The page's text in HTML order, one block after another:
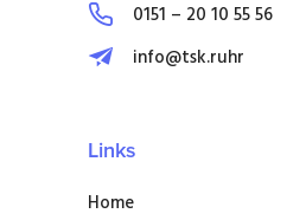
0151 – 20 10 55 56
info@tsk.ruhr
Links
Home